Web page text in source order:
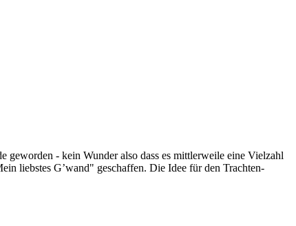
- kein Wunder also dass es mittlerweile eine Vielzahl
liebstes G’wand" geschaffen. Die Idee für den Trachten-